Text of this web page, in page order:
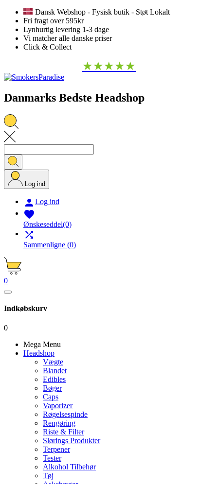
Dansk Webshop - Fysisk butik - Støt Lokalt
Fri fragt over 595kr
Lynhurtig levering 1-3 dage
Vi matcher alle danske priser
Click & Collect
★★★★★
Danmarks Bedste Headshop
Log ind
 Log ind

Ønskeseddel(0)

Sammenligne (0)
0
Indkøbskurv
0
Mega Menu
Headshop
Vægte
Blandet
Edibles
Bøger
Caps
Vaporizer
Røgelsespinde
Rengøring
Riste & Filter
Slørings Produkter
Terpener
Tester
Alkohol Tilbehør
Tøj